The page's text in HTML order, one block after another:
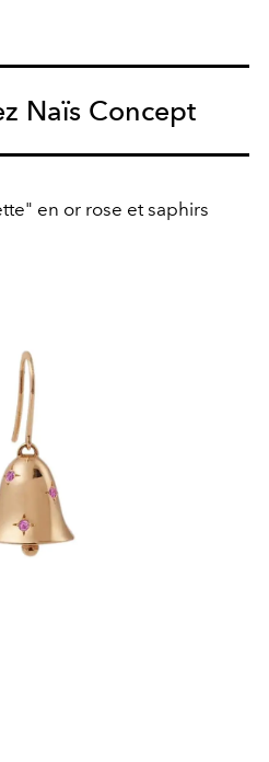
Naïs Concept
en or rose et saphirs